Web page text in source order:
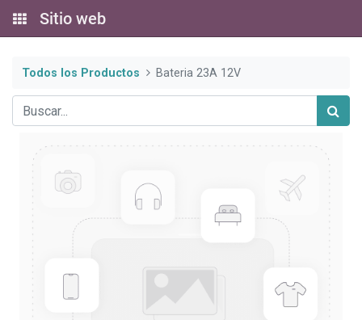
Sitio web
Todos los Productos Bateria 23A 12V